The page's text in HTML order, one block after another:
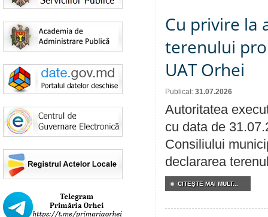
Cu privire la
terenului
UAT Orhei
Publicat: 31.07.2026
Autoritatea
cu data de
Consiliului
declararea
CITEŞTE MAI MULT...